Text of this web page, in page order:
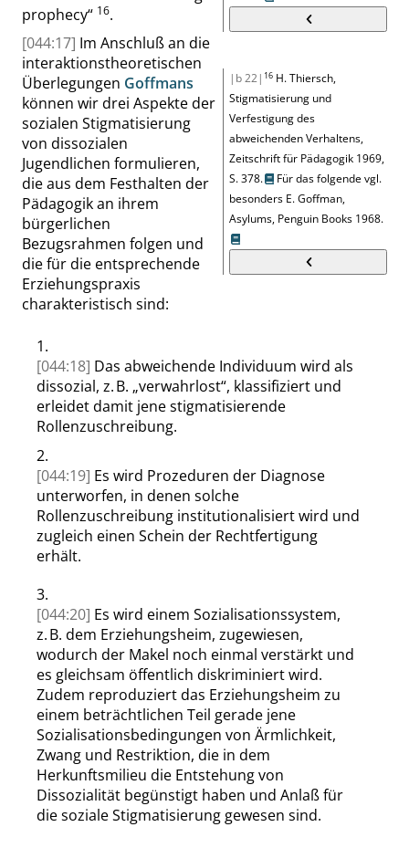
prophecy“ 16
|b 22| 16 H. Thiersch,
Stigmatisierung und
Verfestigung des
abweichenden Verhaltens,
Zeitschriftfür Pädagogik 1969,
S. 378.
Für das folgende vgl.
besonders E. Goffman,
Asylums, Penguin Books 1968.
.
[044:17] Im Anschluß an die
interaktionstheoretischen
Überlegungen Goffmans
können wir drei Aspekte der
sozialen Stigmatisierung
von dissozialen
Jugendlichen formulieren,
die aus dem Festhalten der
Pädagogik an ihrem
bürgerlichen
Bezugsrahmen folgen und
die für die entsprechende
Erziehungspraxis
charakteristisch sind:
1.
[044:18] Das abweichende Individuum wird als
dissozial, z. B. „verwahrlost“, klassifiziert und
erleidet damit jene stigmatisierende
Rollenzuschreibung.
2.
[044:19] Es wird Prozeduren der Diagnose
unterworfen, in denen solche
Rollenzuschreibung institutionalisiert wird und
zugleich einen Schein der Rechtfertigung
erhält.
3.
[044:20] Es wird einem Sozialisationssystem,
z. B. dem Erziehungsheim, zugewiesen,
wodurch der Makel noch einmal verstärkt und
es gleichsam öffentlich diskriminiert wird.
Zudem reproduziert das Erziehungsheim zu
einem beträchtlichen Teil gerade jene
Sozialisationsbedingungen von Ärmlichkeit,
Zwang und Restriktion, die in dem
Herkunftsmilieu die Entstehung von
Dissozialität begünstigt haben und Anlaß für
die soziale Stigmatisierung gewesen sind.